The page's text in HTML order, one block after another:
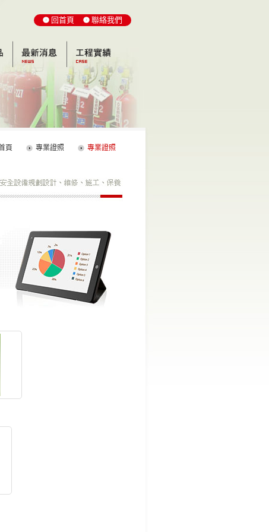
回首頁 聯絡我們
頁 專業證照 專業證照